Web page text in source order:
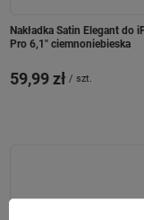
Nakładka Satin Elegant do
Pro 6,1" ciemnoniebieska
59,99 zł / szt.